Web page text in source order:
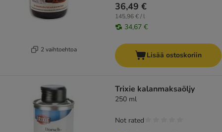
2 vaihtoehtoa
36,49 €
145,96 € / l
34,67 €
Lisää ostoskoriin
Trixie kalanmaksaöljy
250 ml
Not rated